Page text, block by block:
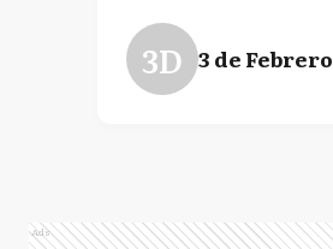
3D 3 de Febrero
Ads